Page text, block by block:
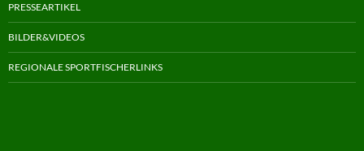
PRESSEARTIKEL
BILDER&VIDEOS
REGIONALE SPORTFISCHERLINKS